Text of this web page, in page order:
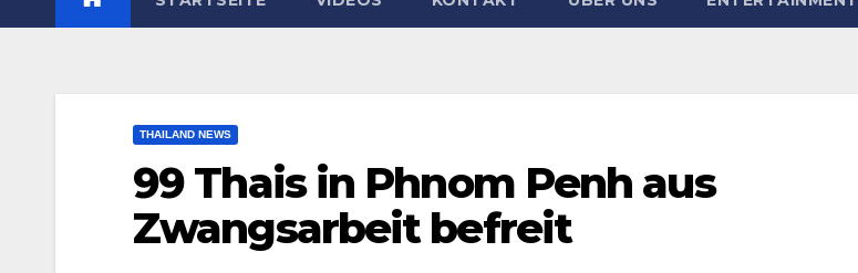
THAILAND NEWS
99 Thais in Phnom Penh aus
Zwangsarbeit befreit